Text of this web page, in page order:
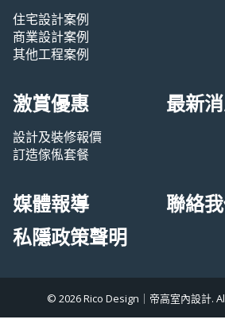
住宅設計案例
商業設計案例
其他工程案例
激賞優惠
設計及裝修報價
訂造傢俬套餐
最新
媒體報導
聯絡
私隱政策聲明
© 2026 Rico Design｜帝高室內設計.